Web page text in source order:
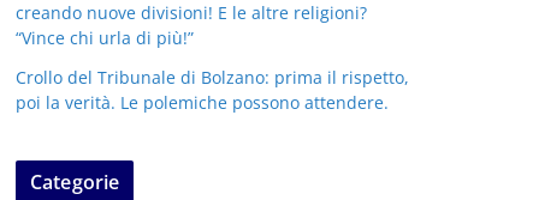
creando nuove divisioni! E le altre religioni?
“Vince chi urla di più!”
Crollo del Tribunale di Bolzano: prima il rispetto,
poi la verità. Le polemiche possono attendere.
Categorie